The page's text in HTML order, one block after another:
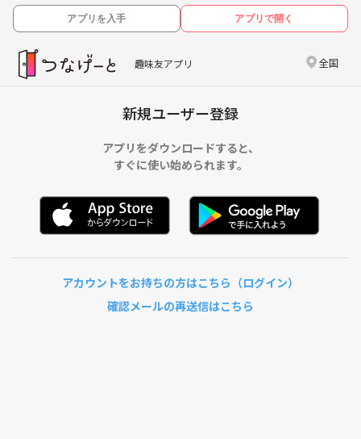
アプリを入手 アプリで開く
趣味友アプリ 全国
新規ユーザー登録
アプリをダウンロードすると、
すぐに使い始められます。
アカウントをお持ちの方はこちら（ログイン）
確認メールの再送信はこちら